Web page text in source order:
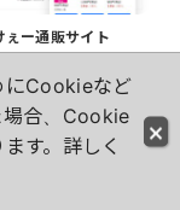
ぇー通販サイト
bockae.ocnk.net/
にCookieなど
場合、Cookie
す。詳しく